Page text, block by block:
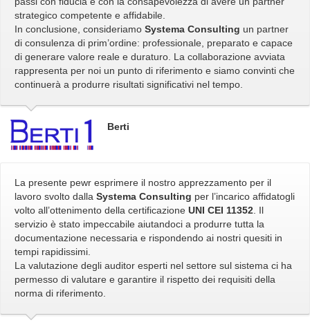
strategico competente e affidabile.
In conclusione, consideriamo Systema Consulting un partner
di consulenza di prim’ordine: professionale, preparato e capace
di generare valore reale e duraturo. La collaborazione avviata
rappresenta per noi un punto di riferimento e siamo convinti che
continuerà a produrre risultati significativi nel tempo.
Berti
La presente pewr esprimere il nostro apprezzamento per il
lavoro svolto dalla Systema Consulting per l’incarico affidatogli
volto all’ottenimento della certificazione UNI CEI 11352 . Il
servizio è stato impeccabile aiutandoci a produrre tutta la
documentazione necessaria e rispondendo ai nostri quesiti in
tempi rapidissimi.
La valutazione degli auditor esperti nel settore sul sistema ci ha
permesso di valutare e garantire il rispetto dei requisiti della
norma di riferimento.